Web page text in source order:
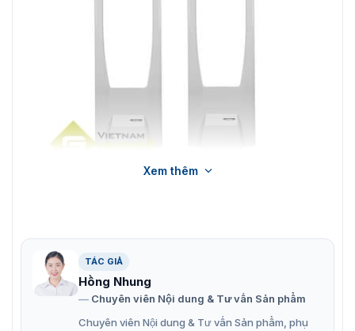
Điểm đặc biệt của thiết bị này là hỗ trợ chống báo động
giả với các thiết bị, vật kim loại khác. Vô cùng đặc biệt
mà không phải dòng cổng nào cũng được trang bị tính
năng này.
Xem thêm
TÁC GIẢ
Hồng Nhung
Chuyên viên Nội dung & Tư vấn Sản phẩm
Chuyên viên Nội dung & Tư vấn Sản phẩm, phụ